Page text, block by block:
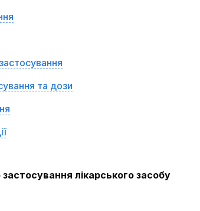
та дози
лікарського засобу